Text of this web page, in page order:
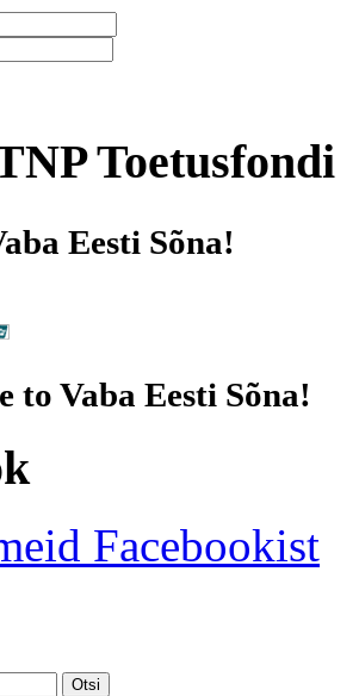
Toetusfondi
Eesti Sõna!
to Vaba Eesti Sõna!
Facebookist
Otsi